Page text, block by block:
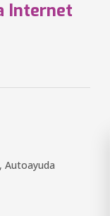
Internet
Autoayuda